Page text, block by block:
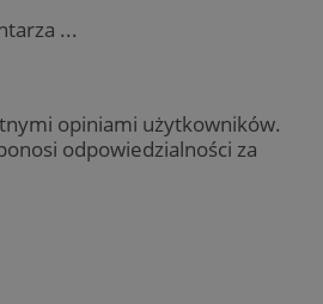
...
opiniami użytkowników.
odpowiedzialności za